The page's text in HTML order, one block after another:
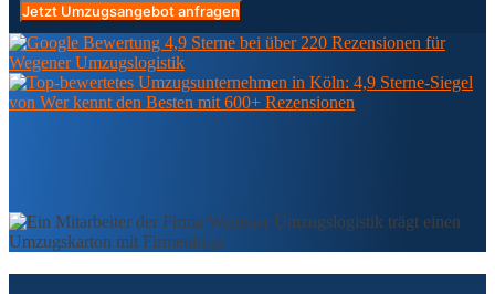
Jetzt Umzugsangebot anfragen